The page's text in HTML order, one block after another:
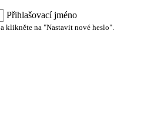
Přihlašovací jméno
klikněte na "Nastavit nové heslo".